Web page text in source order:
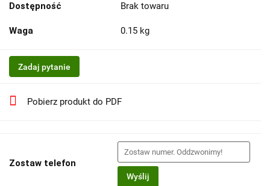
Dostępność Brak towaru
Waga 0.15 kg
Zadaj pytanie
Pobierz produkt do PDF
Zostaw telefon
Wyślij